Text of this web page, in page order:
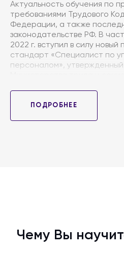
Актуальность обучения по
требованиями Трудового
Федерации, а также
законодательстве РФ. В
2022 г. вступил в силу
стандарт «Специалист по
персоналом», утвержденный
персональных данных,
ПОДРОБНЕЕ
Чему Вы